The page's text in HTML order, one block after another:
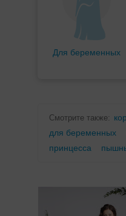
Для беременных
Смотрите также:
для беременных
принцесса